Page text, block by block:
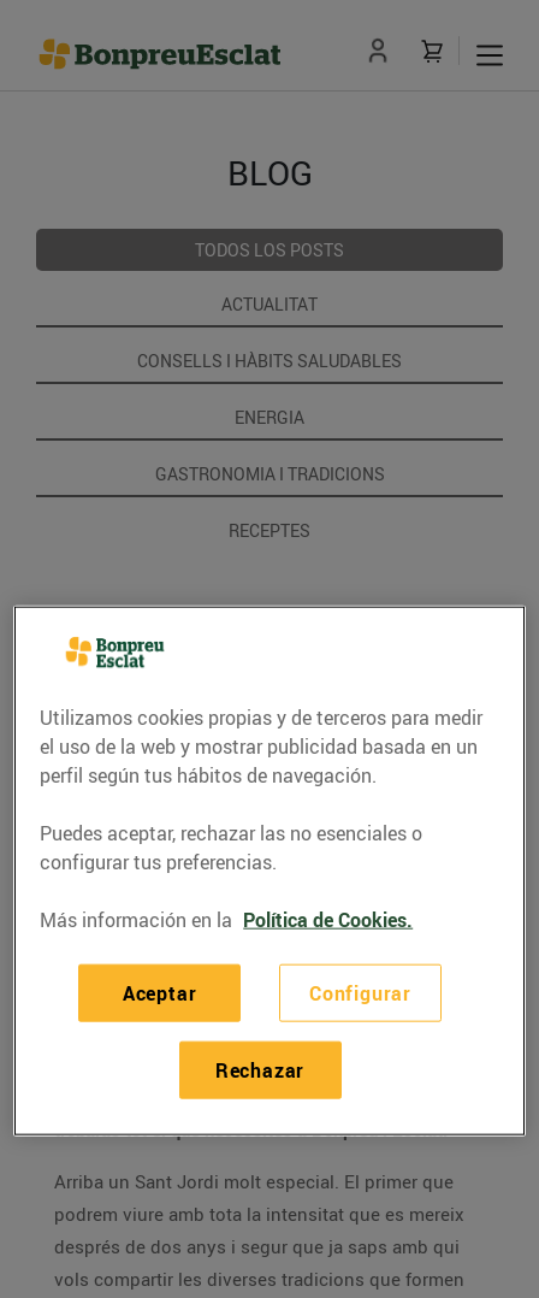
BLOG
TODOS LOS POSTS
ACTUALITAT
CONSELLS I HÀBITS SALUDABLES
ENERGIA
GASTRONOMIA I TRADICIONS
RECEPTES
Per Sant Jordi, tradició
i dolçor!
13/abril/2022
Pa, pastissos, llibres, roses… el dia dels enamorats
trobaràs tot el que necessites a Bonpreu i Esclat!
Arriba un Sant Jordi molt especial. El primer que
podrem viure amb tota la intensitat que es mereix
després de dos anys i segur que ja saps amb qui
vols compartir les diverses tradicions que formen
Utilizamos cookies propias y de terceros para medir
el uso de la web y mostrar publicidad basada en un
perfil según tus hábitos de navegación.
Puedes aceptar, rechazar las no esenciales o
configurar tus preferencias.
Más información en la Política de Cookies.
Configurar
Rechazar
Aceptar